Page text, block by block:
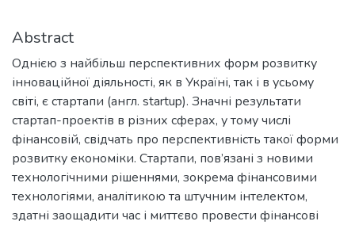
Abstract
Однією з найбільш перспективних форм розвитку
інноваційної діяльності, як в Україні, так і в усьому
світі, є стартапи (англ. startup). Значні результати
стартап-проектів в різних сферах, у тому числі
фінансовій, свідчать про перспективність такої форми
розвитку економіки. Стартапи, пов’язані з новими
технологічними рішеннями, зокрема фінансовими
технологіями, аналітикою та штучним інтелектом,
здатні заощадити час і миттєво провести фінансові